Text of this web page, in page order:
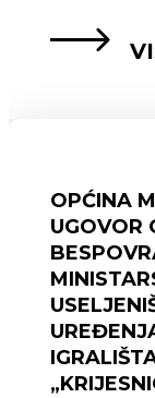
OPĆINA
UGOVOR